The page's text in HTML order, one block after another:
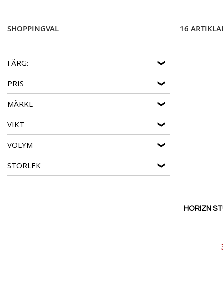
SHOPPINGVAL
FÄRG:
PRIS
MÄRKE
VIKT
VOLYM
STORLEK
16
HORIZN